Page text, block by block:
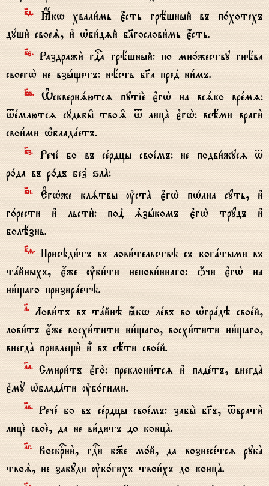
к7д.Ћкw хвали1мь є4сть грёшный въ п0хотехъ
души2 своеS, и3 њби1дzй бlгослови1мь є4сть.
к7є.Раздражи2 гDа грёшный: по мн0жеству гнёва
своегw2 не взhщетъ: нёсть бGа пред8 ни1мъ.
к7ѕ.Њсквернsютсz путіE є3гw2 на всsко врeмz:
teмлютсz судьбы6 тво‰ t лицA є3гw2: всёми враги2
свои1ми њбладaетъ.
к7з.Речe бо въ сeрдцы своeмъ: не подви1жусz t
р0да въ р0дъ без8 ѕлA:
к7и.Е#гHже клsтвы ўстA є3гw2 пHлна сyть, и3
г0рести и3 льсти2: под8 љзhкомъ є3гw2 трyдъ и3
болёзнь.
к7f.Присэди1тъ въ лови1тельствэ съ богaтыми въ
тaйныхъ, є4же ўби1ти непови1ннаго: џчи є3гw2 на
ни1щаго призирaетэ.
l.Лови1тъ въ тaйнэ ћкw лeвъ во њгрaдэ своeй,
лови1тъ є4же восхи1тити ни1щаго, восхи1тити ни1щаго,
внегдA привлещи2 и5 въ сёти своeй.
lа.Смири1тъ є3го2: преклони1тсz и3 падeтъ, внегдA
є3мY њбладaти ўб0гими.
lв.Речe бо въ сeрдцы своeмъ: забы2 бGъ, tврати2
лицE своE, да не ви1дитъ до концA.
lг.Воскrни2, гDи б9е м0й, да вознесeтсz рукA
твоS, не забyди ўб0гихъ твои1хъ до концA.